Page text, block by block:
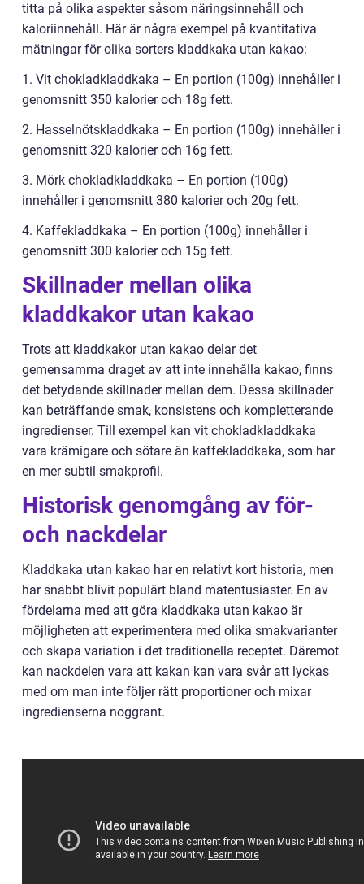
titta på olika aspekter såsom näringsinnehåll och
kaloriinnehåll. Här är några exempel på kvantitativa
mätningar för olika sorters kladdkaka utan kakao:
1. Vit chokladkladdkaka – En portion (100g) innehåller i
genomsnitt 350 kalorier och 18g fett.
2. Hasselnötskladdkaka – En portion (100g) innehåller i
genomsnitt 320 kalorier och 16g fett.
3. Mörk chokladkladdkaka – En portion (100g)
innehåller i genomsnitt 380 kalorier och 20g fett.
4. Kaffekladdkaka – En portion (100g) innehåller i
genomsnitt 300 kalorier och 15g fett.
Skillnader mellan olika
kladdkakor utan kakao
Trots att kladdkakor utan kakao delar det
gemensamma draget av att inte innehålla kakao, finns
det betydande skillnader mellan dem. Dessa skillnader
kan beträffande smak, konsistens och kompletterande
ingredienser. Till exempel kan vit chokladkladdkaka
vara krämigare och sötare än kaffekladdkaka, som har
en mer subtil smakprofil.
Historisk genomgång av för-
och nackdelar
Kladdkaka utan kakao har en relativt kort historia, men
har snabbt blivit populärt bland matentusiaster. En av
fördelarna med att göra kladdkaka utan kakao är
möjligheten att experimentera med olika smakvarianter
och skapa variation i det traditionella receptet. Däremot
kan nackdelen vara att kakan kan vara svår att lyckas
med om man inte följer rätt proportioner och mixar
ingredienserna noggrant.